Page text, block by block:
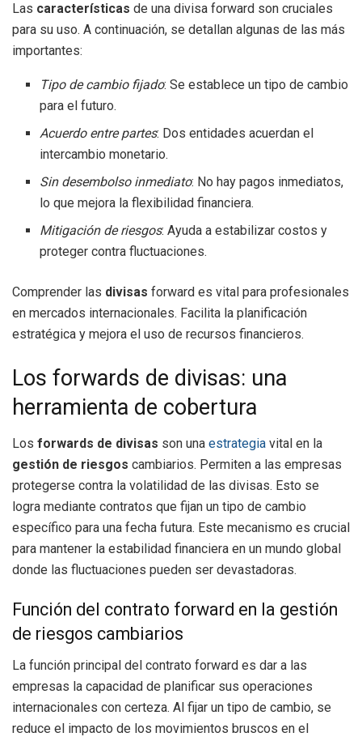
Las características de una divisa forward son cruciales
para su uso. A continuación, se detallan algunas de las más
importantes:
Tipo de cambio fijado: Se establece un tipo de cambio
para el futuro.
Acuerdo entre partes: Dos entidades acuerdan el
intercambio monetario.
Sin desembolso inmediato: No hay pagos inmediatos,
lo que mejora la flexibilidad financiera.
Mitigación de riesgos: Ayuda a estabilizar costos y
proteger contra fluctuaciones.
Comprender las divisas forward es vital para profesionales
en mercados internacionales. Facilita la planificación
estratégica y mejora el uso de recursos financieros.
Los forwards de divisas: una
herramienta de cobertura
Los forwards de divisas son una estrategia vital en la
gestión de riesgos cambiarios. Permiten a las empresas
protegerse contra la volatilidad de las divisas. Esto se
logra mediante contratos que fijan un tipo de cambio
específico para una fecha futura. Este mecanismo es crucial
para mantener la estabilidad financiera en un mundo global
donde las fluctuaciones pueden ser devastadoras.
Función del contrato forward en la gestión
de riesgos cambiarios
La función principal del contrato forward es dar a las
empresas la capacidad de planificar sus operaciones
internacionales con certeza. Al fijar un tipo de cambio, se
reduce el impacto de los movimientos bruscos en el